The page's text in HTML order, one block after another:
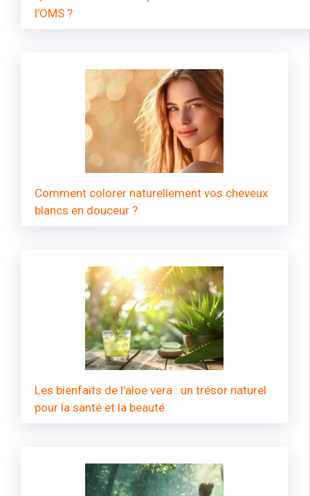
l’OMS ?
Comment colorer naturellement vos cheveux
blancs en douceur ?
Les bienfaits de l’aloe vera : un trésor naturel
pour la santé et la beauté